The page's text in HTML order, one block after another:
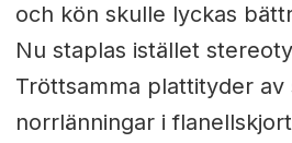
och kön skulle lyckas
Nu staplas istället
Tröttsamma plattityder av
norrlänningar i